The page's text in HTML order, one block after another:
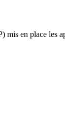
en place les